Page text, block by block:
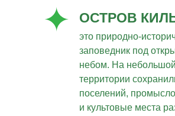
это природно-
заповедник под
небом. На небольшой
территории
поселений,
и культовые места
ОСТРОВ